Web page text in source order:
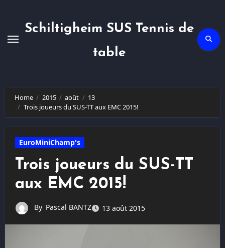
Schiltigheim SUS Tennis de
table
Home 2015 août
13
Trois joueurs du SUS-TT aux EMC 2015!
EuroMiniChamp's
Trois joueurs du SUS-TT
aux EMC 2015!
By Pascal BANTZ 13 août 2015